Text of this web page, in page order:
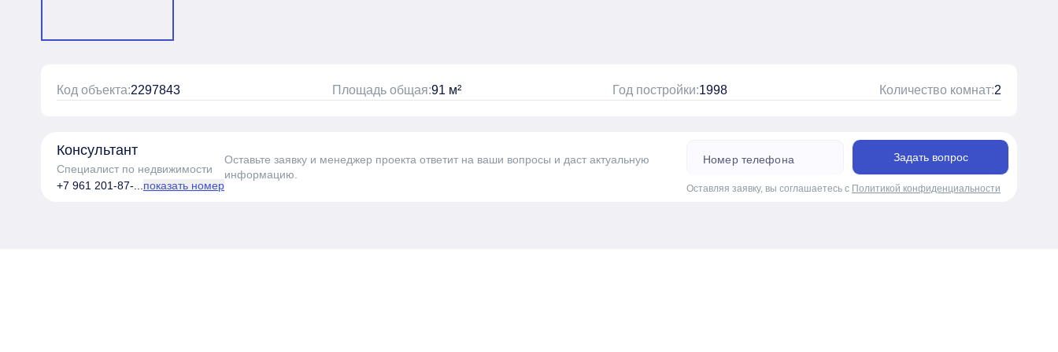
Код объекта:2297843 Площадь общая:91 м² Год постройки:1998 Количество комнат:2
Консультант
Специалист по недвижимости
+7 961 201-87-... показать номер
Оставьте заявку и менеджер проекта ответит на ваши вопросы и даст актуальную
информацию.
Задать вопрос
Оставляя заявку, вы соглашаетесь с Политикой конфиденциальности